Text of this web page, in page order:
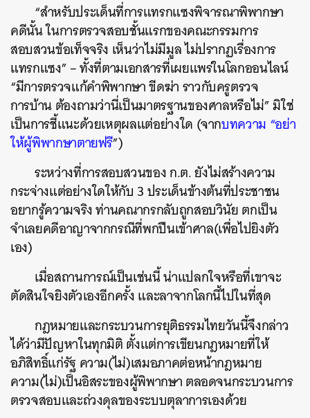
“สำหรับประเด็นที่การแทรกแซงพิจารณาพิพากษา
คดีนั้น ในการตรวจสอบชั้นแรกของคณะกรรมการ
สอบสวนข้อเท็จจริง เห็นว่าไม่มีมูล ไม่ปรากฏเรื่องการ
แทรกแซง” – ทั้งที่ตามเอกสารที่เผยแพร่ในโลกออนไลน์
“มีการตรวจแก้คำพิพากษา ขีดฆ่า ราวกับครูตรวจ
การบ้าน ต้องถามว่านี่เป็นมาตรฐานของศาลหรือไม่” มิใช่
เป็นการชี้แนะด้วยเหตุผลแต่อย่างใด (จากบทความ “อย่า
ให้ผู้พิพากษาตายฟรี”)
ระหว่างที่การสอบสวนของ ก.ต. ยังไม่สร้างความ
กระจ่างแต่อย่างใดให้กับ 3 ประเด็นข้างต้นที่ประชาชน
อยากรู้ความจริง ท่านคณากรกลับถูกสอบวินัย ตกเป็น
จำเลยคดีอาญาจากกรณีที่พกปืนเข้าศาล(เพื่อไปยิงตัว
เอง)
เมื่อสถานการณ์เป็นเช่นนี้ น่าแปลกใจหรือที่เขาจะ
ตัดสินใจยิงตัวเองอีกครั้ง และลาจากโลกนี้ไปในที่สุด
กฎหมายและกระบวนการยุติธรรมไทยวันนี้จึงกล่าว
ได้ว่ามีปัญหาในทุกมิติ ตั้งแต่การเขียนกฎหมายที่ให้
อภิสิทธิ์แก่รัฐ ความ(ไม่)เสมอภาคต่อหน้ากฎหมาย
ความ(ไม่)เป็นอิสระของผู้พิพากษา ตลอดจนกระบวนการ
ตรวจสอบและถ่วงดุลของระบบตุลาการเองด้วย